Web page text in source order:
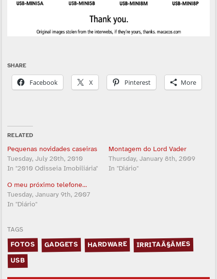
SHARE
Facebook X Pinterest More
RELATED
Pequenas novidades caseiras
Tuesday, July 20th, 2010
In "2010 Odisseia Imobiliária"
Montagem do Lord Vader
Thursday, January 8th, 2009
In "Diário"
O meu próximo telefone…
Tuesday, January 9th, 2007
In "Diário"
TAGS
FOTOS GADGETS HARDWARE IRRITAÃ§ÃΜES
USB